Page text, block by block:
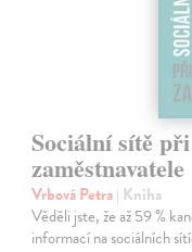
Sociální sítě
zaměstnavatele
Vrbová Petra| Kniha
Věděli jste, že až 59 %
informací na sociálních